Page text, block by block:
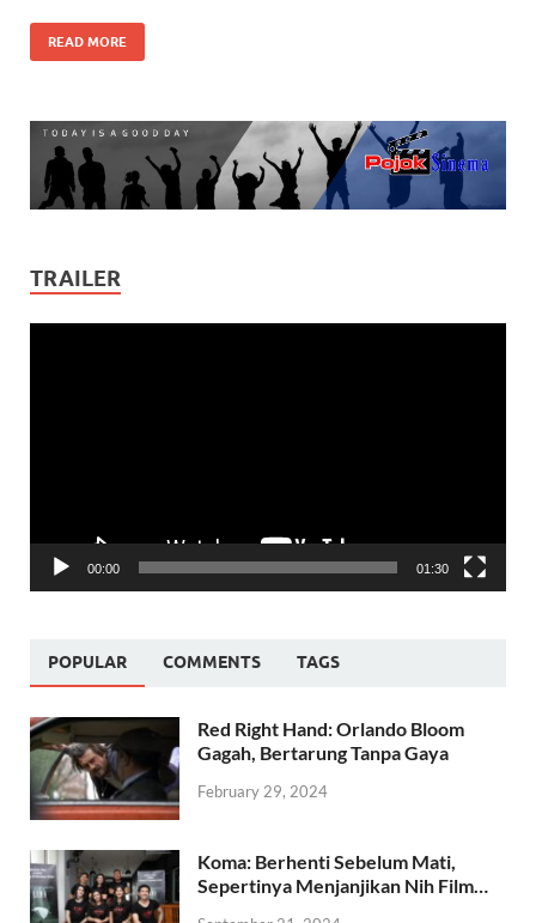
READ MORE
TRAILER
00:00 01:30
POPULAR COMMENTS TAGS
Red Right Hand: Orlando Bloom
Gagah, Bertarung Tanpa Gaya
February 29, 2024
Koma: Berhenti Sebelum Mati,
Sepertinya Menjanjikan Nih Film…